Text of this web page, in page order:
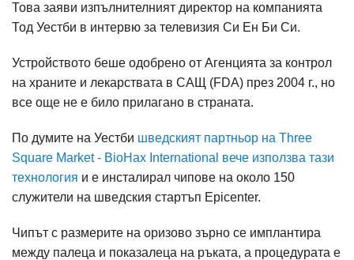
Това заяви изпълнителният директор на компанията
Тод Уестби в интервю за телевизия Си Ен Би Си.
Устройството беше одобрено от Агенцията за контрол
на храните и лекарствата в САЩ (FDA) през 2004 г., но
все още не е било прилагано в страната.
По думите на Уестби шведският партньор на Three
Square Market - BioHax International вече използва тази
технология и е инсталирал чипове на около 150
служители на шведския стартъп Epicenter.
Чипът с размерите на оризово зърно се имплантира
между палеца и показалеца на ръката, а процедурата е